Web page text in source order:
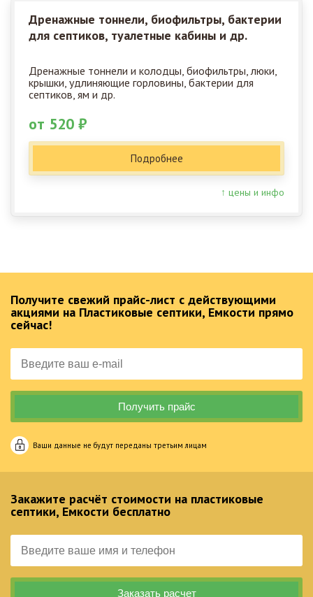
Дренажные тоннели, биофильтры, бактерии
для септиков, туалетные кабины и др.
Дренажные тоннели и колодцы, биофильтры, люки,
крышки, удлиняющие горловины, бактерии для
септиков, ям и др.
от 520 ₽
Подробнее
↑ цены и инфо
Получите свежий прайс-лист с действующими
акциями на Пластиковые септики, Емкости прямо
сейчас!
Ваши данные не будут переданы третьим лицам
Закажите расчёт стоимости на пластиковые
септики, Емкости бесплатно